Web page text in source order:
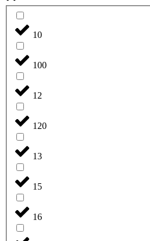
10
100
12
120
13
15
16